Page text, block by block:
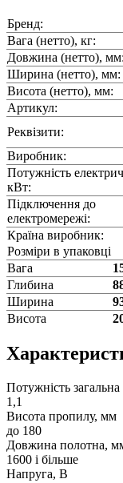
Бренд:
Вага (нетто), кг:
Довжина (нетто), мм:
Ширина (нетто), мм:
Висота (нетто), мм:
Артикул:
Реквізити:
Виробник:
Потужність
кВт:
Підключення до
електромережі:
Країна виробник:
Розміри в упаковці
Вага
Глибина
Ширина
Висота
Потужність
1,1
Висота пропилу, мм
до 180
Довжина полотна,
1600 і більше
Напруга, В